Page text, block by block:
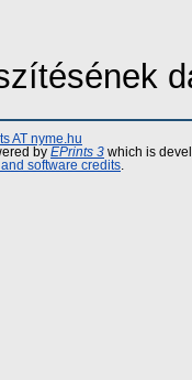
AT nyme.hu
by EPrints 3 which is
software credits